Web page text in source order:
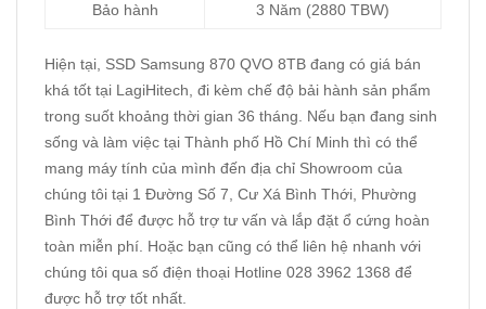
Bảo hành 3 Năm (2880 TBW)
Hiện tại, SSD Samsung 870 QVO 8TB đang có giá bán
khá tốt tại LagiHitech, đi kèm chế độ bải hành sản phẩm
trong suốt khoảng thời gian 36 tháng. Nếu bạn đang sinh
sống và làm việc tại Thành phố Hồ Chí Minh thì có thể
mang máy tính của mình đến địa chỉ Showroom của
chúng tôi tại 1 Đường Số 7, Cư Xá Bình Thới, Phường
Bình Thới để được hỗ trợ tư vấn và lắp đặt ổ cứng hoàn
toàn miễn phí. Hoặc bạn cũng có thể liên hệ nhanh với
chúng tôi qua số điện thoại Hotline 028 3962 1368 để
được hỗ trợ tốt nhất.